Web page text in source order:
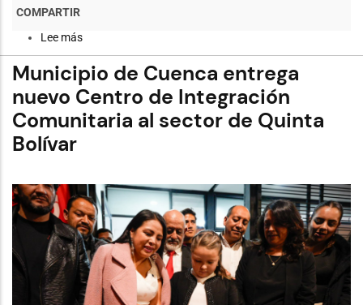
Lee más
celebró
el
Festival
de
Clausura
"Aventura
de
Igualdad"
Municipio de Cuenca entrega
nuevo Centro de Integración
Comunitaria al sector de Quinta
Bolívar